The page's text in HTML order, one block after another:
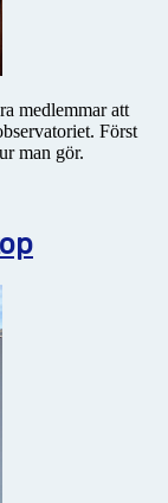
medlemmar att
Först
man gör.